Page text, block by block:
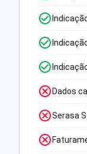
Dados
Serasa